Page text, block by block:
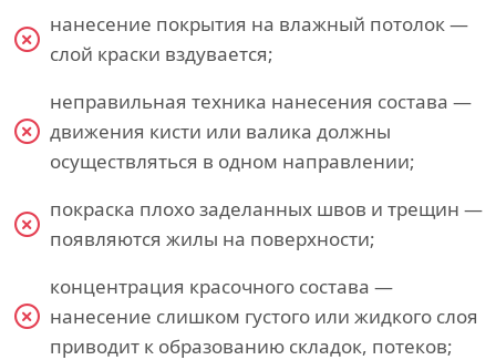
нанесение покрытия на влажный потолок —
слой краски вздувается;
неправильная техника нанесения состава —
движения кисти или валика должны
осуществляться в одном направлении;
покраска плохо заделанных швов и трещин —
появляются жилы на поверхности;
концентрация красочного состава —
нанесение слишком густого или жидкого слоя
приводит к образованию складок, потеков;